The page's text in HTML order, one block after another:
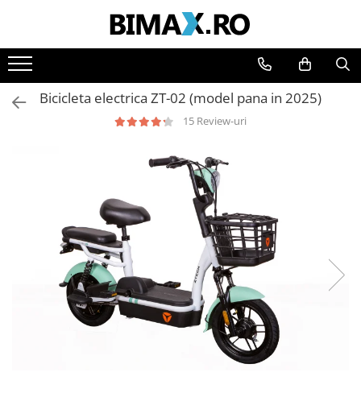
Toate Produsele
Triciclete Electrice
⬇ TIPURI
➔ Adulti - Fara permis
➔ Adulti - 2 Locuri
➔ Adulti - cu Cabina
➔ Cu 3 Roti
➔ Cu Cabina
➔ Cu Cabina fara Permis
➔ Cu Cabina Inchisa
Bicicleta electrica ZT-02 (model pana in 2025)
15 Review-uri